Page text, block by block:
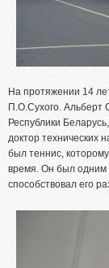
На протяжении 14
П.О.Сухого. Альберт
Республики
доктор технических
был теннис,
время. Он был одним
способствовал его